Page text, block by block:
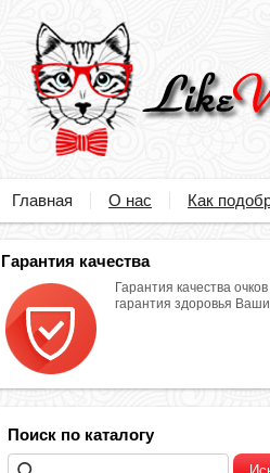
Главная О нас Как
Гарантия качества
Гарантия качества
гарантия здоровья
Поиск по каталогу